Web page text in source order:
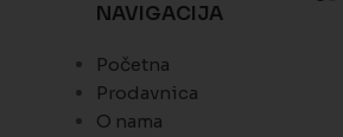
NAVIGACIJA
Početna
Prodavnica
O nama